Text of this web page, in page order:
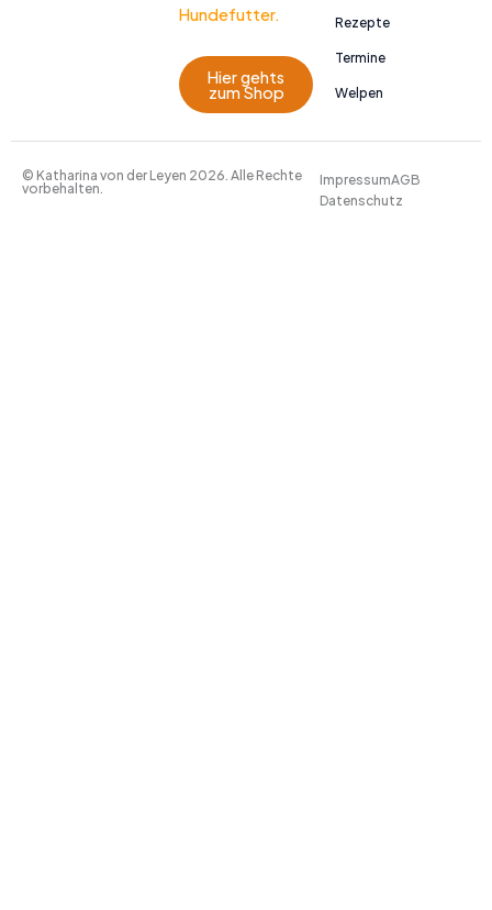
Hundefutter.
Hier gehts
zum Shop
Rezepte
Termine
Welpen
© Katharina von der Leyen 2026. Alle Rechte
vorbehalten.
ImpressumAGB
Datenschutz